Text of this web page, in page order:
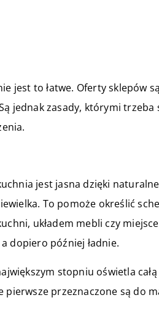
jest to łatwe. Oferty sklepów
jednak zasady, którymi trzeba
jest jasna dzięki
To pomoże określić
układem mebli czy
a dopiero później ładnie.
stopniu oświetla
przeznaczone są do